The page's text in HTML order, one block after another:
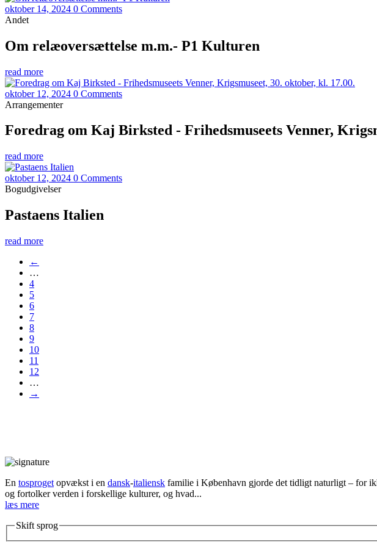
oktober 14, 2024 0 Comments
Andet
Om relæoversættelse m.m.- P1 Kulturen
read more
oktober 12, 2024 0 Comments
Arrangementer
Foredrag om Kaj Birksted - Frihedsmuseets Venner,
read more
oktober 12, 2024 0 Comments
Bogudgivelser
Pastaens Italien
read more
←
…
4
5
6
7
8
9
10
11
12
…
→
En tosproget opvækst i en dansk-italiensk familie i København gjorde det tidligt naturligt – for
og fortolker verden i forskellige kulturer, og hvad...
læs mere
Skift sprog